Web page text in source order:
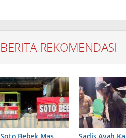
BERITA REKOMENDASI
Soto Bebek Mas Sadis Ayah